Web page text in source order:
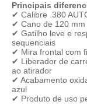
Principais
✔ Calibre .380
✔ Cano de 120
✔ Gatilho leve e
sequenciais
✔ Mira frontal com
✔ Liberador de
ao atirador
✔ Acabamento
azul
✔ Produto de uso